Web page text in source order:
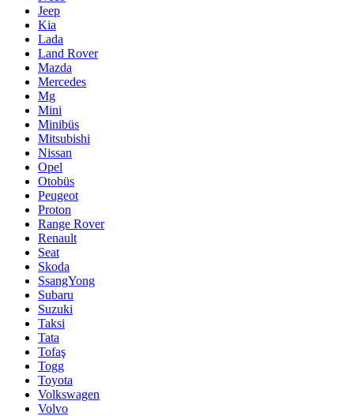
Jeep
Kia
Lada
Land Rover
Mazda
Mercedes
Mg
Mini
Minibüs
Mitsubishi
Nissan
Opel
Otobüs
Peugeot
Proton
Range Rover
Renault
Seat
Skoda
SsangYong
Subaru
Suzuki
Taksi
Tata
Tofaş
Togg
Toyota
Volkswagen
Volvo